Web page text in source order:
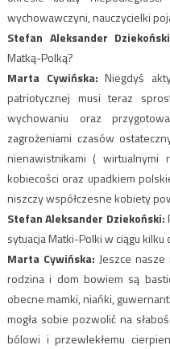
wychowawczyni, nauczycielki
Stefan Aleksander
Matką-Polką?
Marta Cywińska: Niegdyś
patriotycznej musi teraz
wychowaniu oraz
zagrożeniami czasów
nienawistnikami ( wirtualnymi
kobiecości oraz upadkiem
niszczy współczesne kobiety
Stefan Aleksander Dziekoński:
sytuacja Matki-Polki w ciągu
Marta Cywińska: Jeszce
rodzina i dom bowiem są
obecne mamki, niańki,
mogła sobie pozwolić na
bólowi i przewlekłemu